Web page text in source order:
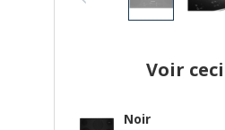
Voir
Noir